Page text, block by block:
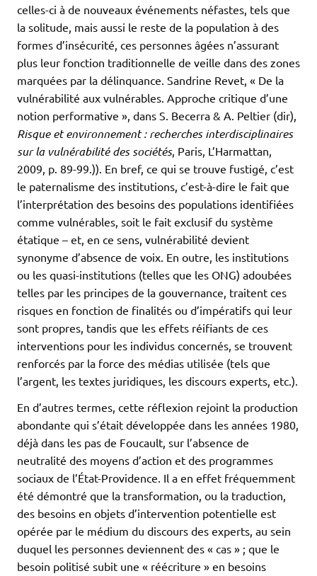
celles-ci à de nouveaux événements néfastes, tels que
la solitude, mais aussi le reste de la population à des
formes d’insécurité, ces personnes âgées n’assurant
plus leur fonction traditionnelle de veille dans des zones
marquées par la délinquance. Sandrine Revet, « De la
vulnérabilité aux vulnérables. Approche critique d’une
notion performative », dans S. Becerra & A. Peltier (dir),
Risque et environnement : recherches interdisciplinaires
sur la vulnérabilité des sociétés, Paris, L’Harmattan,
2009, p. 89-99.)). En bref, ce qui se trouve fustigé, c’est
le paternalisme des institutions, c’est-à-dire le fait que
l’interprétation des besoins des populations identifiées
comme vulnérables, soit le fait exclusif du système
étatique – et, en ce sens, vulnérabilité devient
synonyme d’absence de voix. En outre, les institutions
ou les quasi-institutions (telles que les ONG) adoubées
telles par les principes de la gouvernance, traitent ces
risques en fonction de finalités ou d’impératifs qui leur
sont propres, tandis que les effets réifiants de ces
interventions pour les individus concernés, se trouvent
renforcés par la force des médias utilisée (tels que
l’argent, les textes juridiques, les discours experts, etc.).
En d’autres termes, cette réflexion rejoint la production
abondante qui s’était développée dans les années 1980,
déjà dans les pas de Foucault, sur l’absence de
neutralité des moyens d’action et des programmes
sociaux de l’État-Providence. Il a en effet fréquemment
été démontré que la transformation, ou la traduction,
des besoins en objets d’intervention potentielle est
opérée par le médium du discours des experts, au sein
duquel les personnes deviennent des « cas » ; que le
besoin politisé subit une « réécriture » en besoins